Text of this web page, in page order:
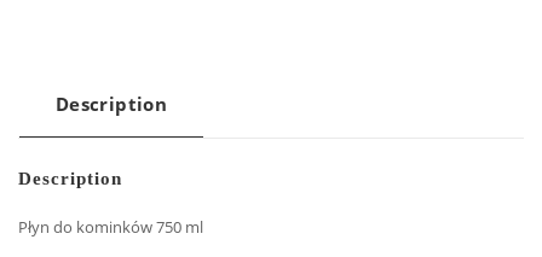
Description
Description
Płyn do kominków 750 ml